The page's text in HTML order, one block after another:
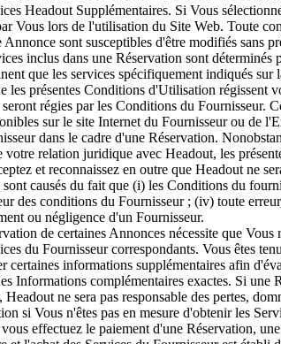
Headout Supplémentaires. Si Vous
Vous lors de l'utilisation du Site Web. Toute
Annonce sont susceptibles d'être modifiés sans
inclus dans une Réservation sont
que les services spécifiquement indiqués sur
les présentes Conditions d'Utilisation régissent
seront régies par les Conditions du Fournisseur.
sur le site Internet du Fournisseur ou de
dans le cadre d'une Réservation.
votre relation juridique avec Headout, les
et reconnaissez en outre que Headout ne
causés du fait que (i) les Conditions du
des conditions du Fournisseur ; (iv) toute
ou négligence d'un Fournisseur.
de certaines Annonces nécessite que
du Fournisseur correspondants. Vous êtes
certaines informations supplémentaires afin
Informations complémentaires exactes. Si une
Headout ne sera pas responsable des pertes,
si Vous n'êtes pas en mesure d'obtenir les
effectuez le paiement d'une Réservation,